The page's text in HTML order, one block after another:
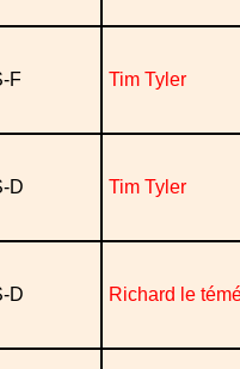
F Tim Tyler
D Tim Tyler
D Richard le